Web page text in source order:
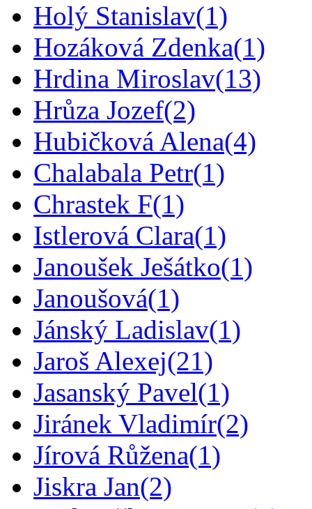
Holý Stanislav(1)
Hozáková Zdenka(1)
Hrdina Miroslav(13)
Hrůza Jozef(2)
Hubičková Alena(4)
Chalabala Petr(1)
Chrastek F(1)
Istlerová Clara(1)
Janoušek Ješátko(1)
Janoušová(1)
Jánský Ladislav(1)
Jaroš Alexej(21)
Jasanský Pavel(1)
Jiránek Vladimír(2)
Jírová Růžena(1)
Jiskra Jan(2)